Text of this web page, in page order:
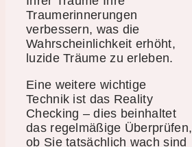
Traumerinnerungen
verbessern, was die
Wahrscheinlichkeit erhöht,
luzide Träume zu erleben.
Eine weitere wichtige
Technik ist das Reality
Checking – dies beinhaltet
das regelmäßige Überprüfen,
ob Sie tatsächlich wach sind